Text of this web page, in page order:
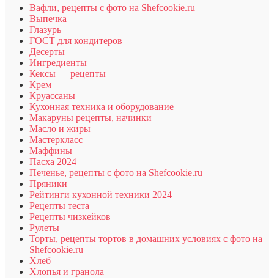
Вафли, рецепты с фото на Shefcookie.ru
Выпечка
Глазурь
ГОСТ для кондитеров
Десерты
Ингредиенты
Кексы — рецепты
Крем
Круассаны
Кухонная техника и оборудование
Макаруны рецепты, начинки
Масло и жиры
Мастеркласс
Маффины
Пасха 2024
Печенье, рецепты с фото на Shefcookie.ru
Пряники
Рейтинги кухонной техники 2024
Рецепты теста
Рецепты чизкейков
Рулеты
Торты, рецепты тортов в домашних условиях с фото на
Shefcookie.ru
Хлеб
Хлопья и гранола